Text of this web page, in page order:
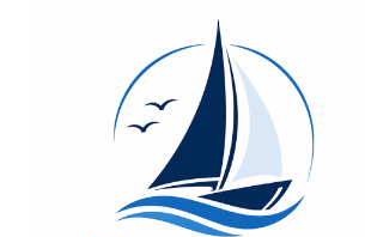
[ 03/08/2025 ]